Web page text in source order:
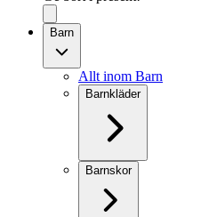
Barn
Allt inom Barn
Barnkläder
Barnskor